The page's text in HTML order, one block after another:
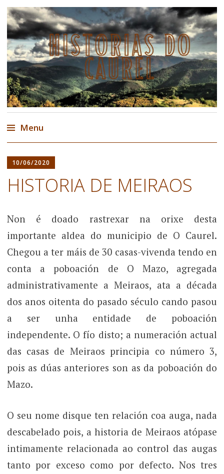
Historias do Courel
Historia, lendas e contos do Courel,
Caurel
Menu
al10/06/2020
HISTORIA DE MEIRAOS
Non é doado rastrexar na orixe desta
importante aldea do municipio de O Caurel.
Chegou a ter máis de 30 casas-vivenda tendo en
conta a poboación de O Mazo, agregada
administrativamente a Meiraos, ata a década
dos anos oitenta do pasado século cando pasou
a ser unha entidade de poboación
independente. O fío disto; a numeración actual
das casas de Meiraos principia co número 3,
pois as dúas anteriores son as da poboación do
Mazo.
O seu nome disque ten relación coa auga, nada
descabelado pois, a historia de Meiraos atópase
intimamente relacionada ao control das augas
tanto por exceso como por defecto. Nos tres